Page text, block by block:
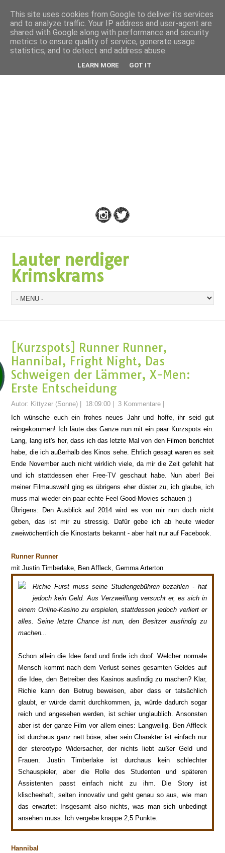
Back
Down
Lauter nerdiger
Krimskrams
[Kurzspots] Runner Runner,
Hannibal, Fright Night, Das
Schweigen der Lämmer, X-Men:
Erste Entscheidung
Autor: Kittyzer (Sonne) 18:09:00 3 Kommentare
Ich wünsche euch ein frohes neues Jahr und hoffe, ihr seid gut
reingekommen! Ich läute das Ganze nun mit ein paar Kurzspots ein.
Lang, lang ist's her, dass ich das letzte Mal von den Filmen berichtet
habe, die ich außerhalb des Kinos sehe. Ehrlich gesagt waren es seit
Ende November auch nicht wirklich viele, da mir die Zeit gefehlt hat
und ich stattdessen eher Free-TV geschaut habe. Nun aber! Bei
meiner Filmauswahl ging es übrigens eher düster zu, ich glaube, ich
muss mal wieder ein paar echte Feel Good-Movies schauen ;)
Übrigens: Den Ausblick auf 2014 wird es von mir nun doch nicht
geben, das ist mir zu stressig. Dafür gebe ich ab heute wieder
zweiwöchentlich die Kinostarts bekannt - aber halt nur auf Facebook.
Runner Runner
mit Justin Timberlake, Ben Affleck, Gemma Arterton
Richie Furst muss seine Studiengebühren bezahlen - hat
jedoch kein Geld. Aus Verzweiflung versucht er, es sich in
einem Online-Kasino zu erspielen, stattdessen jedoch verliert er
alles. Seine letzte Chance ist nun, den Besitzer ausfindig zu
machen...
Schon allein die Idee fand und finde ich doof: Welcher normale
Mensch kommt nach dem Verlust seines gesamten Geldes auf
die Idee, den Betreiber des Kasinos ausfindig zu machen? Klar,
Richie kann den Betrug beweisen, aber dass er tatsächlich
glaubt, er würde damit durchkommen, ja, würde dadurch sogar
reich und angesehen werden, ist schier unglaublich. Ansonsten
aber ist der ganze Film vor allem eines: Langweilig. Ben Affleck
ist durchaus ganz nett böse, aber sein Charakter ist einfach nur
der stereotype Widersacher, der nichts liebt außer Geld und
Frauen. Justin Timberlake ist durchaus kein schlechter
Schauspieler, aber die Rolle des Studenten und späteren
Assistenten passt einfach nicht zu ihm. Die Story ist
klischeehaft, selten innovativ und geht genau so aus, wie man
das erwartet: Insgesamt also nichts, was man sich unbedingt
ansehen muss. Ich vergebe knappe 2,5 Punkte.
Hannibal
This site uses cookies from Google to deliver its services
and to analyze traffic. Your IP address and user-agent are
shared with Google along with performance and security
metrics to ensure quality of service, generate usage
statistics, and to detect and address abuse.
LEARN MORE GOT IT